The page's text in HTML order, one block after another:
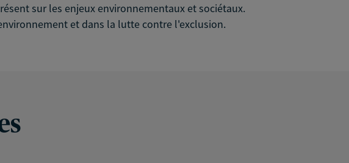
sur les enjeux environnementaux et sociétaux.
et dans la lutte contre l'exclusion.